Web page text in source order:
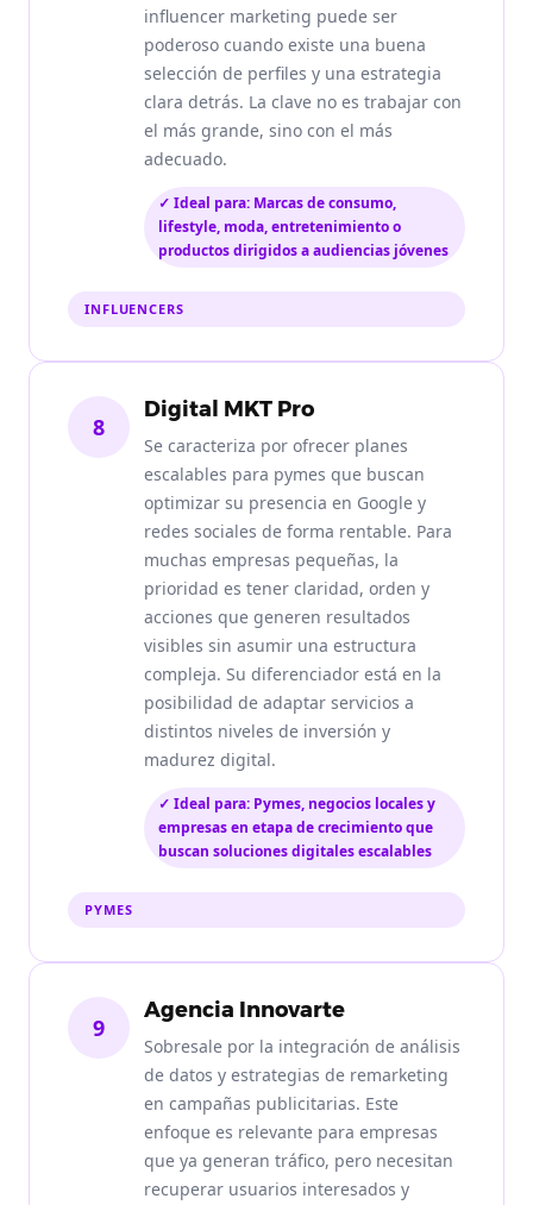
influencer marketing puede ser
poderoso cuando existe una buena
selección de perfiles y una estrategia
clara detrás. La clave no es trabajar con
el más grande, sino con el más
adecuado.
✓ Ideal para: Marcas de consumo,
lifestyle, moda, entretenimiento o
productos dirigidos a audiencias jóvenes
INFLUENCERS
8
Digital MKT Pro
Se caracteriza por ofrecer planes
escalables para pymes que buscan
optimizar su presencia en Google y
redes sociales de forma rentable. Para
muchas empresas pequeñas, la
prioridad es tener claridad, orden y
acciones que generen resultados
visibles sin asumir una estructura
compleja. Su diferenciador está en la
posibilidad de adaptar servicios a
distintos niveles de inversión y
madurez digital.
✓ Ideal para: Pymes, negocios locales y
empresas en etapa de crecimiento que
buscan soluciones digitales escalables
PYMES
9
Agencia Innovarte
Sobresale por la integración de análisis
de datos y estrategias de remarketing
en campañas publicitarias. Este
enfoque es relevante para empresas
que ya generan tráfico, pero necesitan
recuperar usuarios interesados y